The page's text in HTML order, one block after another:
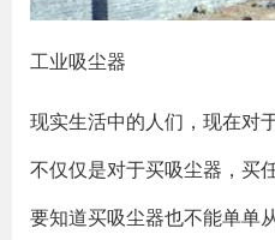
工业吸尘器
现实生活中的人们，现在对
不仅仅是对于买吸尘器，买
要知道买吸尘器也不能单单